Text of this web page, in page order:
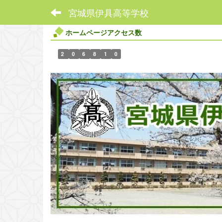
宮城県伊具高等学校
ホームページアクセス数
2 0 6 8 1 0